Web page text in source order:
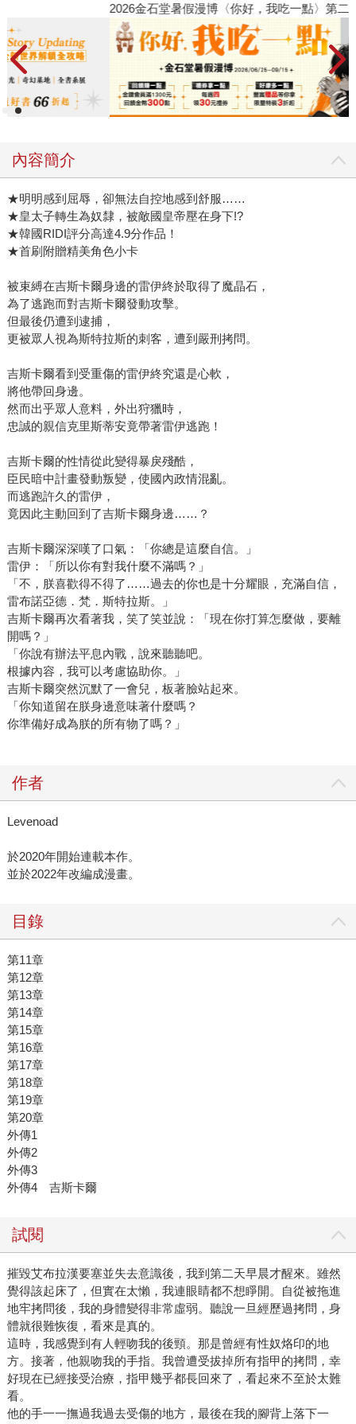
2026金石堂暑假漫博〈你好，我吃一點〉第二波
內容簡介
★明明感到屈辱，卻無法自控地感到舒服……
★皇太子轉生為奴隸，被敵國皇帝壓在身下!?
★韓國RIDI評分高達4.9分作品！
★首刷附贈精美角色小卡
被束縛在吉斯卡爾身邊的雷伊終於取得了魔晶石，
為了逃跑而對吉斯卡爾發動攻擊。
但最後仍遭到逮捕，
更被眾人視為斯特拉斯的刺客，遭到嚴刑拷問。
吉斯卡爾看到受重傷的雷伊終究還是心軟，
將他帶回身邊。
然而出乎眾人意料，外出狩獵時，
忠誠的親信克里斯蒂安竟帶著雷伊逃跑！
吉斯卡爾的性情從此變得暴戾殘酷，
臣民暗中計畫發動叛變，使國內政情混亂。
而逃跑許久的雷伊，
竟因此主動回到了吉斯卡爾身邊……？
吉斯卡爾深深嘆了口氣：「你總是這麼自信。」
雷伊：「所以你有對我什麼不滿嗎？」
「不，朕喜歡得不得了……過去的你也是十分耀眼，充滿自信，
雷布諾亞德．梵．斯特拉斯。」
吉斯卡爾再次看著我，笑了笑並說：「現在你打算怎麼做，要離
開嗎？」
「你說有辦法平息內戰，說來聽聽吧。
根據內容，我可以考慮協助你。」
吉斯卡爾突然沉默了一會兒，板著臉站起來。
「你知道留在朕身邊意味著什麼嗎？
你準備好成為朕的所有物了嗎？」
作者
Levenoad
於2020年開始連載本作。
並於2022年改編成漫畫。
目錄
第11章
第12章
第13章
第14章
第15章
第16章
第17章
第18章
第19章
第20章
外傳1
外傳2
外傳3
外傳4 吉斯卡爾
試閱
摧毀艾布拉漢要塞並失去意識後，我到第二天早晨才醒來。雖然
覺得該起床了，但實在太懶，我連眼睛都不想睜開。自從被拖進
地牢拷問後，我的身體變得非常虛弱。聽說一旦經歷過拷問，身
體就很難恢復，看來是真的。
這時，我感覺到有人輕吻我的後頸。那是曾經有性奴烙印的地
方。接著，他親吻我的手指。我曾遭受拔掉所有指甲的拷問，幸
好現在已經接受治療，指甲幾乎都長回來了，看起來不至於太難
看。
他的手一一撫過我過去受傷的地方，最後在我的腳背上落下一